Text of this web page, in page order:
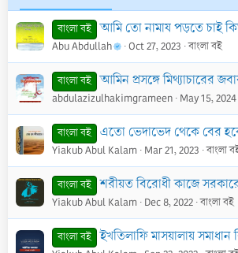
বাংলা বই আমি তো নামায পড়তে চাই
Abu Abdullah Oct 27, 2023 বাংলা বই
বাংলা বই আমিন প্রসঙ্গে মিথ্যাচারের
abdulazizulhakimgrameen May 15, 2024
বাংলা বই এতো ভেদাভেদ থেকে বের
Yiakub Abul Kalam Mar 21, 2023 বাংলা
বাংলা বই শরীয়ত বিরোধী কাজে সরকারের
Yiakub Abul Kalam Dec 8, 2022 বাংলা বই
বাংলা বই ইখতিলাফি মাসয়ালায় সমাধান